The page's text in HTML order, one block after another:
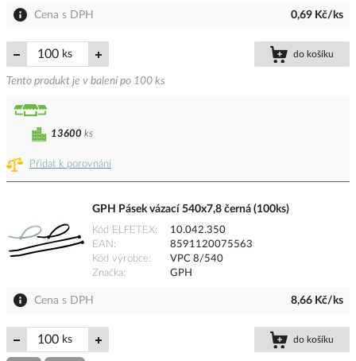
Cena s DPH 0,69 Kč/ks
ks do košíku
Tento produkt je v balení po 100 ks
Přidat k porovnání
13600 ks
GPH Pásek vázací 540x7,8 černá (100ks)
Kód ELFETEX
10.042.350
EAN
8591120075563
Kód výrobce
VPC 8/540
Značka
GPH
Cena s DPH 8,66 Kč/ks
ks do košíku